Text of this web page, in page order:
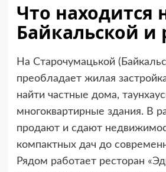
Что находится
Байкальской и
На Старочумацькой
преобладает жилая
найти частные дома,
многоквартирные здания. В
продают и сдают
компактных дач до
Рядом работает ресторан